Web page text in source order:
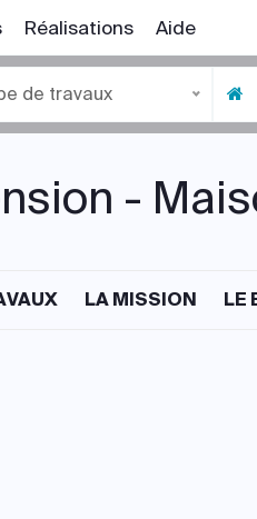
Réalisations Aide
de travaux
-
LA MISSION LE